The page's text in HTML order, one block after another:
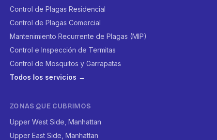
Control de Plagas Residencial
Control de Plagas Comercial
Mantenimiento Recurrente de Plagas (MIP)
Control e Inspección de Termitas
Control de Mosquitos y Garrapatas
Todos los servicios →
ZONAS QUE CUBRIMOS
Upper West Side, Manhattan
Upper East Side, Manhattan